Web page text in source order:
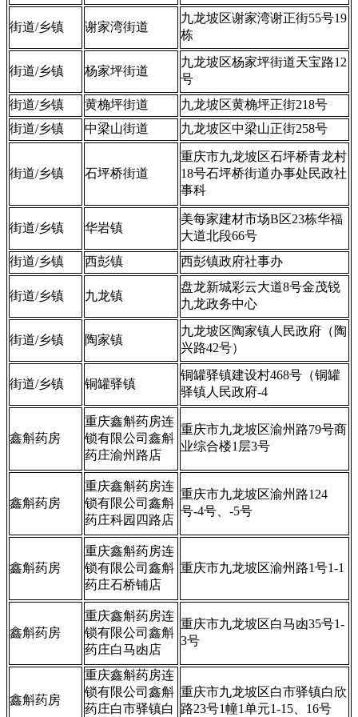
街道/乡镇 谢家湾街道
九龙坡区谢家湾谢正街55号19
栋
街道/乡镇 杨家坪街道
九龙坡区杨家坪街道天宝路12
号
街道/乡镇
黄桷坪街道
九龙坡区黄桷坪正街218号
街道/乡镇
中梁山街道 九龙坡区中梁山正街258号
街道/乡镇 石坪桥街道
重庆市九龙坡区石坪桥青龙村
18号石坪桥街道办事处民政社
事科
街道/乡镇 华岩镇
美每家建材市场B区23栋华福
大道北段66号
街道/乡镇
西彭镇 西彭镇政府社事办
街道/乡镇 九龙镇
盘龙新城彩云大道8号金茂锐
九龙政务中心
街道/乡镇 陶家镇
九龙坡区陶家镇人民政府（陶
兴路42号）
街道/乡镇 铜罐驿镇
铜罐驿镇建设村468号（铜罐
驿镇人民政府-4
鑫斛药房
重庆鑫斛药房连
锁有限公司鑫斛
药庄渝州路店
重庆市九龙坡区渝州路79号商
业综合楼1层3号
鑫斛药房
重庆鑫斛药房连
锁有限公司鑫斛
药庄科园四路店
重庆市九龙坡区渝州路124
号-4号、-5号
鑫斛药房
重庆鑫斛药房连
锁有限公司鑫斛
药庄石桥铺店
重庆市九龙坡区渝州路1号1-1
鑫斛药房
重庆鑫斛药房连
锁有限公司鑫斛
药庄白马凼店
重庆市九龙坡区白马凼35号1-
3号
鑫斛药房
重庆鑫斛药房连
锁有限公司鑫斛
药庄白市驿镇白
重庆市九龙坡区白市驿镇白欣
路23号1幢1单元1-15、16号